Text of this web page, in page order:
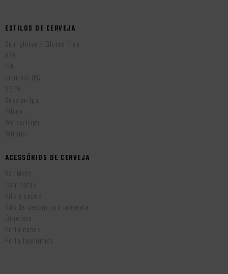
ESTILOS DE CERVEJA
Sem glúten / Gluten Free
APA
IPA
Imperial IPA
NEIPA
Session Ipa
Pilsen
Weiss/Trigo
Witbier
ACESSÓRIOS DE CERVEJA
Bar Mats
Camisetas
Kits e copos
Kits de cerveja pra presente
Growlers
Porta copos
Porta tampinhas